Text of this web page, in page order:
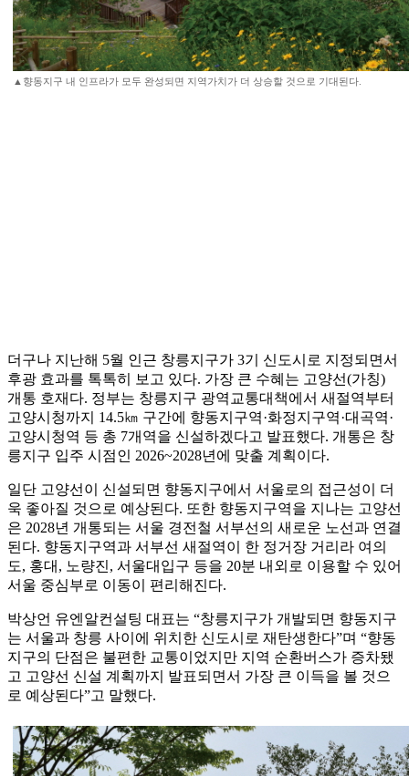
▲향동지구 내 인프라가 모두 완성되면 지역가치가 더 상승할 것으로 기대된다.
더구나 지난해 5월 인근 창릉지구가 3기 신도시로 지정되면서
후광 효과를 톡톡히 보고 있다. 가장 큰 수혜는 고양선(가칭)
개통 호재다. 정부는 창릉지구 광역교통대책에서 새절역부터
고양시청까지 14.5㎞ 구간에 향동지구역·화정지구역·대곡역·
고양시청역 등 총 7개역을 신설하겠다고 발표했다. 개통은 창
릉지구 입주 시점인 2026~2028년에 맞출 계획이다.
일단 고양선이 신설되면 향동지구에서 서울로의 접근성이 더
욱 좋아질 것으로 예상된다. 또한 향동지구역을 지나는 고양선
은 2028년 개통되는 서울 경전철 서부선의 새로운 노선과 연결
된다. 향동지구역과 서부선 새절역이 한 정거장 거리라 여의
도, 홍대, 노량진, 서울대입구 등을 20분 내외로 이용할 수 있어
서울 중심부로 이동이 편리해진다.
박상언 유엔알컨설팅 대표는 “창릉지구가 개발되면 향동지구
는 서울과 창릉 사이에 위치한 신도시로 재탄생한다”며 “향동
지구의 단점은 불편한 교통이었지만 지역 순환버스가 증차됐
고 고양선 신설 계획까지 발표되면서 가장 큰 이득을 볼 것으
로 예상된다”고 말했다.